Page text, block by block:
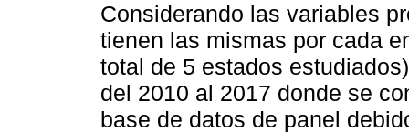
Considerando las variables
tienen las mismas por cada
total de 5 estados
del 2010 al 2017 donde se
base de datos de panel